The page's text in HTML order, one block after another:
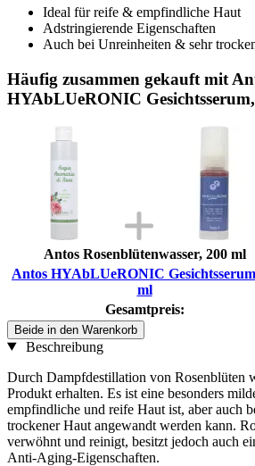
Ideal für reife & empfindliche Haut
Adstringierende Eigenschaften
Auch bei Unreinheiten & sehr
Häufig zusammen gekauft mit
HYAbLUeRONIC
Antos Rosenblütenwasser, 200 ml
Antos HYAbLUeRONIC
ml
Gesamtpreis:
Beide in den Warenkorb
Beschreibung
Durch Dampfdestillation von Rosenblüten
Produkt erhalten. Es ist eine besonders
empfindliche und reife Haut ist, aber auch
trockener Haut angewandt werden kann.
verwöhnt und reinigt, besitzt jedoch auch
Anti-Aging-Eigenschaften.